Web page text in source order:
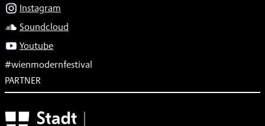
Instagram
Soundcloud
Youtube
#wienmodernfestival
PARTNER
Subventionsgeber